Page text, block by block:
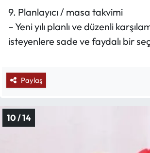
9. Planlayıcı / masa takvimi
– Yeni yılı planlı ve düzenli
isteyenlere sade ve faydalı bir
Paylaş
10 / 14